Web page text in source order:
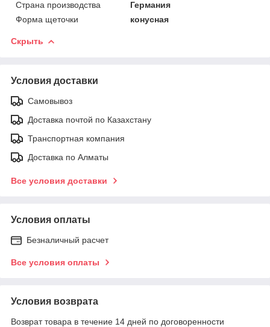
Страна производства
Германия
Форма щеточки
конусная
Скрыть
Условия доставки
Самовывоз
Доставка почтой по Казахстану
Транспортная компания
Доставка по Алматы
Все условия доставки
Условия оплаты
Безналичный расчет
Все условия оплаты
Условия возврата
Возврат товара в течение 14 дней по договоренности